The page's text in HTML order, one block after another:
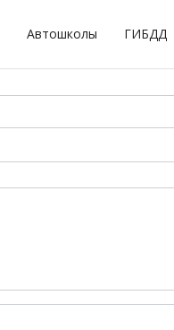
Автошколы ГИБДД